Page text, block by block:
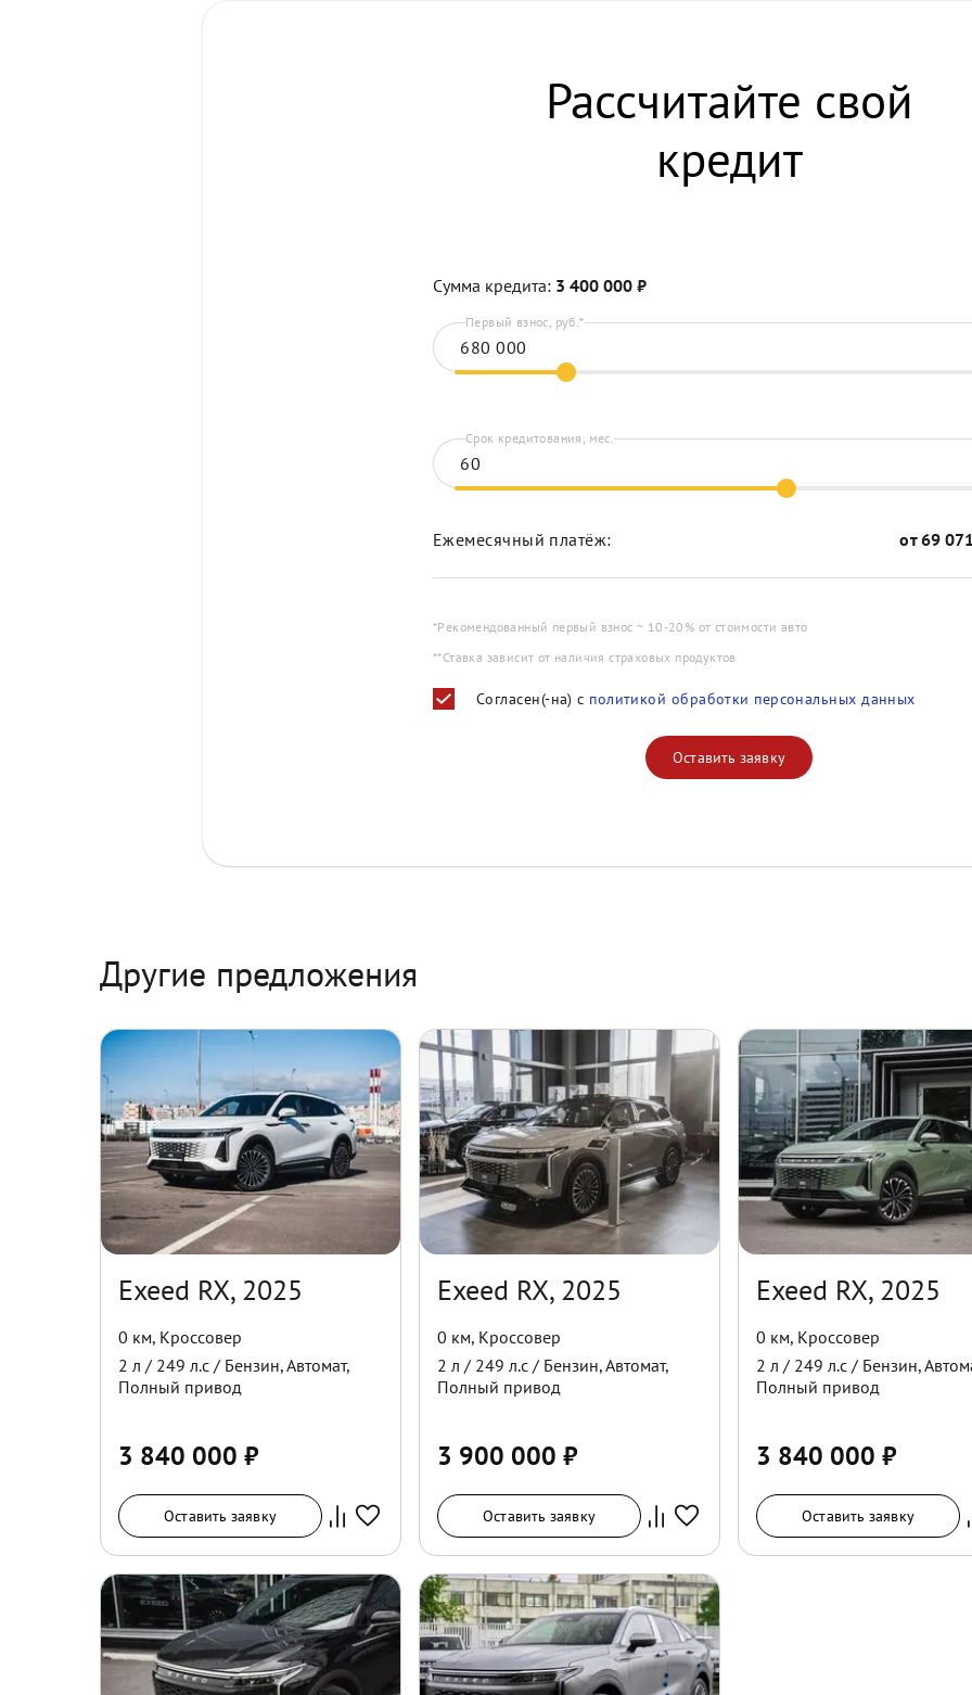
Рассчитайте свой
кредит
Сумма кредита: 3 400 000 ₽
Первый взнос, руб.*
Срок кредитования, мес.
Ежемесячный платёж: от69 071
*Рекомендованный первый взнос ~ 10-20% от стоимости авто
**Ставка зависит от наличия страховых продуктов
Согласен(-на) с политикой обработки персональных данных
Оставить заявку
Другие предложения
Exeed RX, 2025
0 км, Кроссовер
2 л / 249 л.с / Бензин,Автомат,
Полный привод
3 840 000 ₽
Оставить заявку
Exeed RX, 2025
0 км, Кроссовер
2 л / 249 л.с / Бензин,Автомат,
Полный привод
3 900 000 ₽
Оставить заявку
Exeed RX, 2025
0 км, Кроссовер
2 л / 249 л.с / Бензин,
Полный привод
3 840 000 ₽
Оставить заявку